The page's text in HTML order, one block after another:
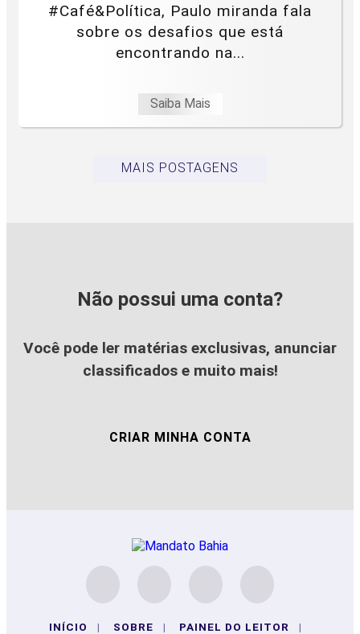
#Café&Política, Paulo miranda fala
sobre os desafios que está
encontrando na...
Saiba Mais
MAIS POSTAGENS
Não possui uma conta?
Você pode ler matérias exclusivas, anunciar
classificados e muito mais!
CRIAR MINHA CONTA
INÍCIO | SOBRE | PAINEL DO LEITOR |